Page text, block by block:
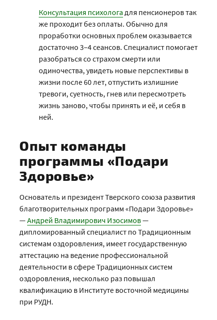
Консультация психолога для пенсионеров так
же проходит без оплаты. Обычно для
проработки основных проблем оказывается
достаточно 3–4 сеансов. Специалист помогает
разобраться со страхом смерти или
одиночества, увидеть новые перспективы в
жизни после 60 лет, отпустить излишние
тревоги, суетность, гнев или пересмотреть
жизнь заново, чтобы принять и её, и себя в
ней.
Опыт команды
программы «Подари
Здоровье»
Основатель и президент Тверского союза развития
благотворительных программ «Подари Здоровье»
—Андрей Владимирович Изосимов—
дипломированный специалист по Традиционным
системам оздоровления, имеет государственную
аттестацию на ведение профессиональной
деятельности в сфере Традиционных систем
оздоровления, несколько раз повышал
квалификацию в Институте восточной медицины
при РУДН.